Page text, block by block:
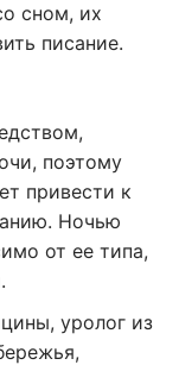
сном, их
писание.
поэтому
привести к
Ночью
от ее типа,
уролог из